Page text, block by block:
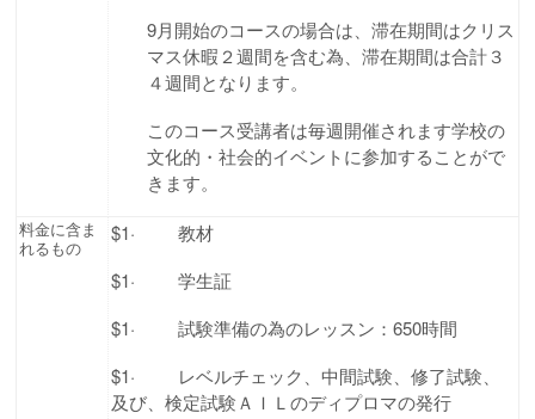
9月開始のコースの場合は、滞在期間はクリス
マス休暇２週間を含む為、滞在期間は合計３
４週間となります。
このコース受講者は毎週開催されます学校の
文化的・社会的イベントに参加することがで
きます。
料金に含ま
れるもの
$1· 教材
$1· 学生証
$1· 試験準備の為のレッスン：650時間
$1· レベルチェック、中間試験、修了試験、
及び、検定試験ＡＩＬのディプロマの発行